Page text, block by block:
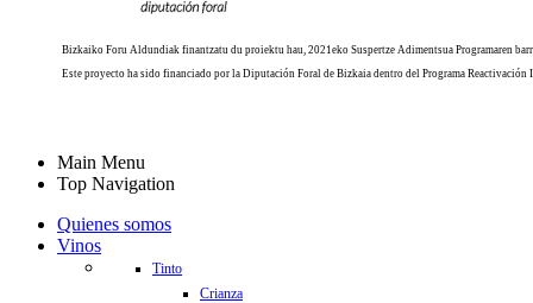
Bizkaiko Foru Aldundiak finantzatu du proiektu hau, 2021eko Suspertze Adimentsua Programaren
Este proyecto ha sido financiado por la Diputación Foral de Bizkaia dentro del Programa Reactivación
Main Menu
Top Navigation
Quienes somos
Vinos
Tinto
Crianza